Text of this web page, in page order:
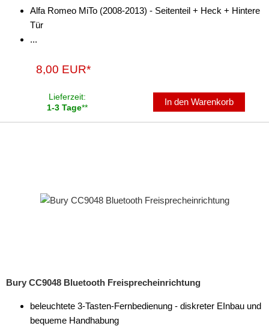
Alfa Romeo MiTo (2008-2013) - Seitenteil + Heck + Hintere
Tür
...
8,00 EUR*
Lieferzeit:
1-3 Tage**
In den Warenkorb
Bury CC9048 Bluetooth Freisprecheinrichtung
beleuchtete 3-Tasten-Fernbedienung - diskreter EInbau und
bequeme Handhabung